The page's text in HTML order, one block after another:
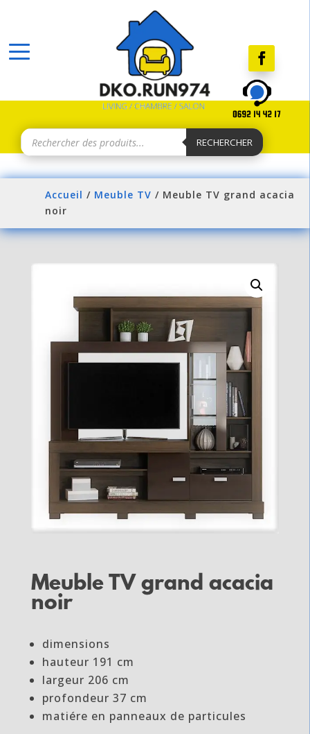
Recherche
produits
RECHERCHER
Accueil / Meuble TV / Meuble TV grand acacia
noir
Meuble TV grand acacia
noir
dimensions
hauteur 191 cm
largeur 206 cm
profondeur 37 cm
matiére en panneaux de particules